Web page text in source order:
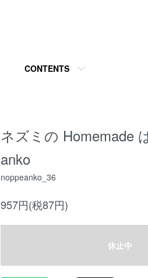
CONTENTS
ネズミの Homemade
anko
noppeanko_36
957円(税87円)
休止中